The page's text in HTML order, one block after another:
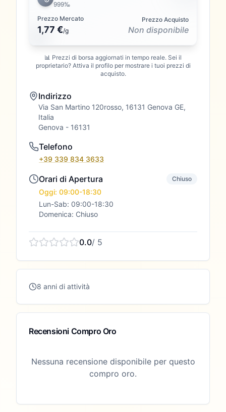
999‰
Prezzo Mercato
1,77 €/g
Prezzo Acquisto
Non disponibile
📊 Prezzi di borsa aggiornati in tempo reale. Sei il
proprietario? Attiva il profilo per mostrare i tuoi prezzi di
acquisto.
Indirizzo
Via San Martino 120rosso, 16131 Genova GE,
Italia
Genova - 16131
Telefono
+39 339 834 3633
Orari di Apertura Chiuso
Oggi: 09:00-18:30
Lun-Sab: 09:00-18:30
Domenica: Chiuso
0.0/ 5
8 anni di attività
Recensioni Compro Oro
Nessuna recensione disponibile per questo
compro oro.